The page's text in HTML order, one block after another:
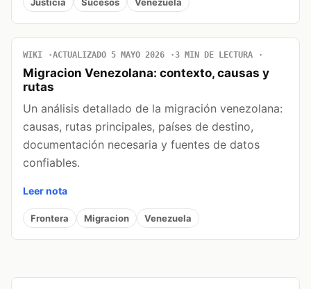
WIKI ACTUALIZADO 5 MAYO 2026 3 MIN DE LECTURA
Migracion Venezolana: contexto, causas y
rutas
Un análisis detallado de la migración venezolana:
causas, rutas principales, países de destino,
documentación necesaria y fuentes de datos
confiables.
Leer nota
Frontera Migracion Venezuela